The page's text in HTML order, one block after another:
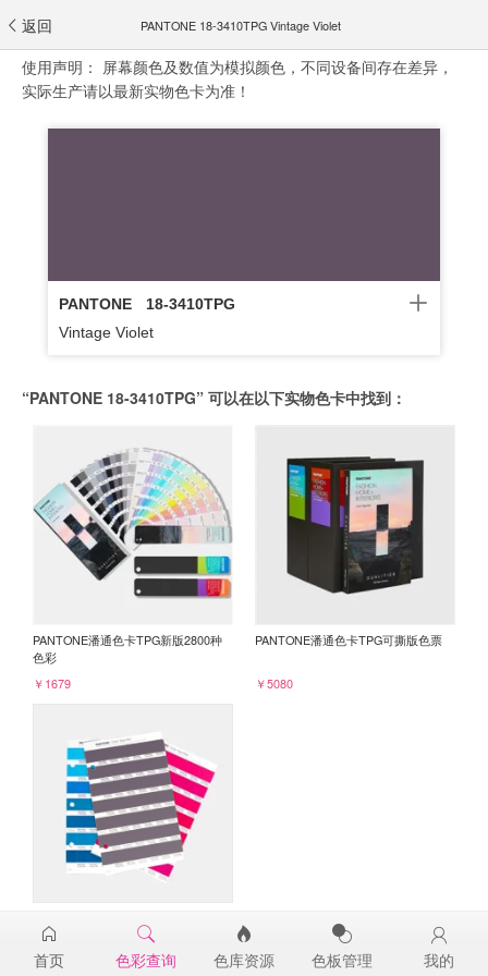
返回 PANTONE 18-3410TPG Vintage Violet
使用声明： 屏幕颜色及数值为模拟颜色，不同设备间存在差异，
实际生产请以最新实物色卡为准！
PANTONE
18-3410TPG
Vintage Violet
“PANTONE 18-3410TPG” 可以在以下实物色卡中找到：
PANTONE潘通色卡TPG新版2800种
色彩
￥1679
PANTONE潘通色卡TPG可撕版色票
￥5080
18-3410TPG
￥98
首页 色彩查询 色库资源 色板管理 我的